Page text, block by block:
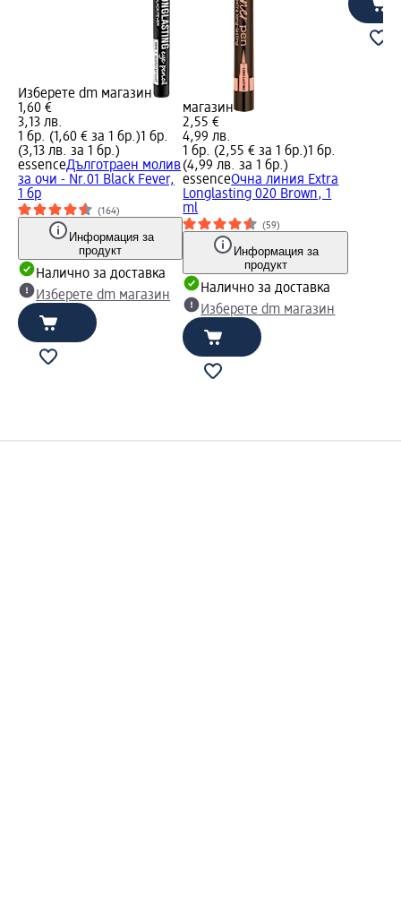
Изберете dm магазин
1,60 €
3,13 лв.
1 бр. (1,60 € за 1 бр.)1 бр.
(3,13 лв. за 1 бр.)
essenceДълготраен молив
за очи - Nr.01 Black Fever,
1 бр
(164)
Информация за
продукт
Налично за доставка
Изберете dm магазин
магазин
2,55 €
4,99 лв.
1 бр. (2,55 € за 1 бр.)1 бр.
(4,99 лв. за 1 бр.)
essenceОчна линия Extra
Longlasting 020 Brown, 1
ml
(59)
Информация за
продукт
Налично за доставка
Изберете dm магазин